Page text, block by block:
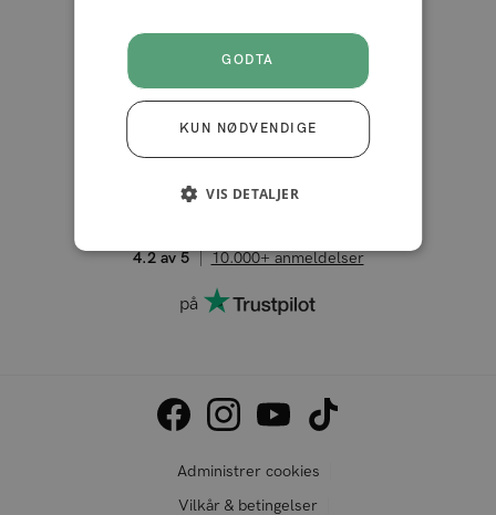
4.2 av 5 10.000+ anmeldelser
på
Administrer cookies
Vilkår & betingelser
GODTA
KUN NØDVENDIGE
VIS DETALJER